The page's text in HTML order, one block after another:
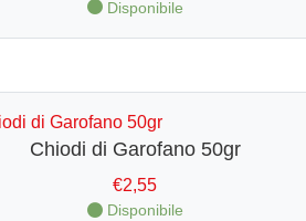
Disponibile
Chiodi di Garofano 50gr
€2,55
Disponibile